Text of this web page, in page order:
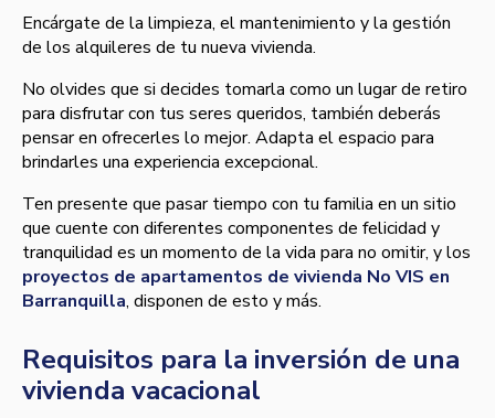
Encárgate de la limpieza, el mantenimiento y la gestión
de los alquileres de tu nueva vivienda.
No olvides que si decides tomarla como un lugar de retiro
para disfrutar con tus seres queridos, también deberás
pensar en ofrecerles lo mejor. Adapta el espacio para
brindarles una experiencia excepcional.
Ten presente que pasar tiempo con tu familia en un sitio
que cuente con diferentes componentes de felicidad y
tranquilidad es un momento de la vida para no omitir, y los
proyectos de apartamentos de vivienda No VIS en
Barranquilla, disponen de esto y más.
Requisitos para la inversión de una
vivienda vacacional